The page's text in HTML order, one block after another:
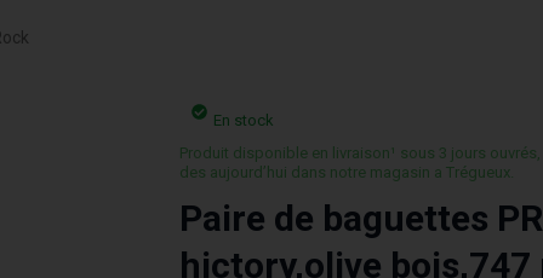
En stock
Produit disponible en livraison¹ sous 3 jours
des aujourd’hui dans notre magasin a Trégueux.
Paire de baguettes
hictory,olive bois,747